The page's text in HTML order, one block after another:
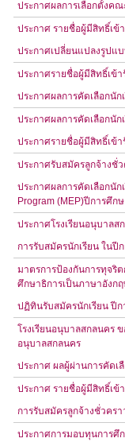
ประกาศผลการเลือกตั้งค
ประกาศ รายชื่อผู้มีสิทธิ์เข้
ประกาศเปลี่ยนแปลงรูปแ
ประกาศรายชื่อผู้มีสิทธิ์เข้
ประกาศผลการคัดเลือกนั
ประกาศผลการคัดเลือกนั
ประกาศรายชื่อผู้มีสิทธิ์เข้
ประกาศรับสมัครลูกจ้างชั่
ประกาศผลการคัดเลือกนั
Program (MEP)ปีการศึก
ประกาศโรงเรียนอนุบาล
การรับสมัครนักเรียน ในปี
มาตรการป้องกันการทุจริ
ศึกษาธิการเป็นภาษาอังก
ปฏิทินรับสมัครนักเรียน ปีก
โรงเรียนอนุบาลสกลนคร
อนุบาลสกลนคร
ประกาศ ผลผู้ผ่านการคัดเ
ประกาศ รายชื่อผู้มีสิทธิ์เข้
การรับสมัครลูกจ้างชั่วคร
ประกาศการมอบทุนการศึ